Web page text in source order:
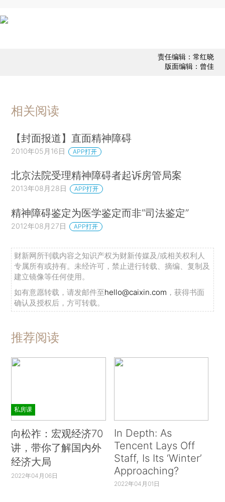
责任编辑：常红晓
版面编辑：曾佳
相关阅读
【封面报道】直面精神障碍
2010年05月16日 APP打开
北京法院受理精神障碍者起诉房管局案
2013年08月28日 APP打开
精神障碍鉴定为医学鉴定而非“司法鉴定”
2012年08月27日 APP打开
财新网所刊载内容之知识产权为财新传媒及/或相关权利人
专属所有或持有。未经许可，禁止进行转载、摘编、复制及
建立镜像等任何使用。
如有意愿转载，请发邮件至hello@caixin.com ，获得书面
确认及授权后，方可转载。
推荐阅读
私房课
向松祚：宏观经济70
讲，带你了解国内外
经济大局
2022年04月06日
In Depth: As
Tencent Lays Off
Staff, Is Its ‘Winter’
Approaching?
2022年04月01日